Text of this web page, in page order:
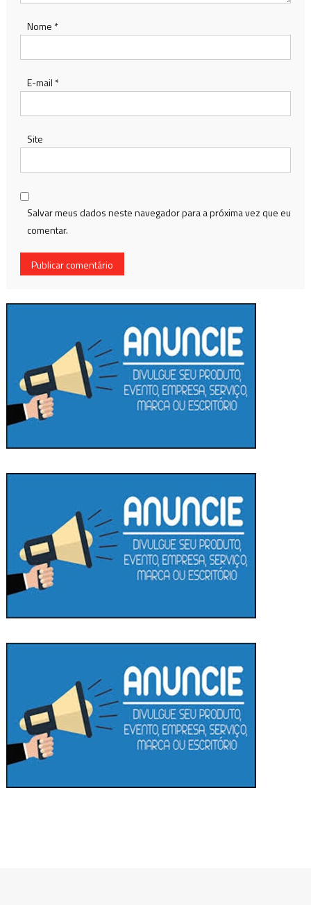
Nome *
E-mail *
Site
Salvar meus dados neste navegador para a próxima vez que eu
comentar.